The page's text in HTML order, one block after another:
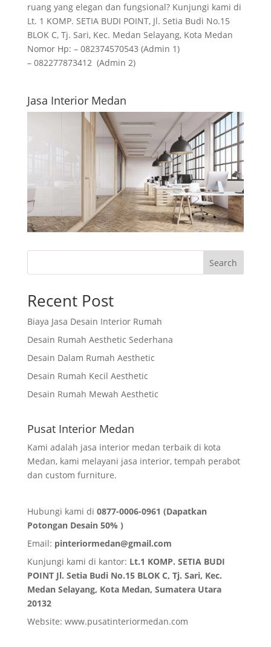
ruang yang elegan dan fungsional? Kunjungi kami di
Lt. 1 KOMP. SETIA BUDI POINT, Jl. Setia Budi No.15
BLOK C, Tj. Sari, Kec. Medan Selayang, Kota Medan
Nomor Hp: – 082374570543 (Admin 1)
– 082277873412 (Admin 2)
Jasa Interior Medan
Search
Recent Post
Biaya Jasa Desain Interior Rumah
Desain Rumah Aesthetic Sederhana
Desain Dalam Rumah Aesthetic
Desain Rumah Kecil Aesthetic
Desain Rumah Mewah Aesthetic
Pusat Interior Medan
Kami adalah jasa interior medan terbaik di kota
Medan, kami melayani jasa interior, tempah perabot
dan custom furniture.
Hubungi kami di 0877-0006-0961 (Dapatkan
Potongan Desain 50% )
Email: pinteriormedan@gmail.com
Kunjungi kami di kantor: Lt.1 KOMP. SETIA BUDI
POINT Jl. Setia Budi No.15 BLOK C, Tj. Sari, Kec.
Medan Selayang, Kota Medan, Sumatera Utara
20132
Website: www.pusatinteriormedan.com